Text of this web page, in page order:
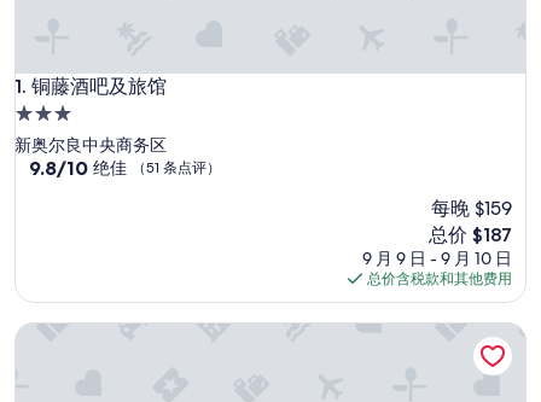
1. 铜藤酒吧及旅馆
铜藤酒吧及旅馆
3.0
星
住
新奥尔良中央商务区
9.8
9.8/10 绝佳 （51 条点评）
每晚 $159
新
价
格
$187
总价 $187
9 月 9 日 - 9 月 10 日
总价含税款和其他费用
皇街旅馆及皇家酒吧